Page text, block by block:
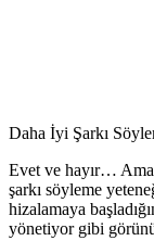
Daha İyi Şarkı
Evet ve hayır… Ama
şarkı söyleme
hizalamaya
yönetiyor gibi